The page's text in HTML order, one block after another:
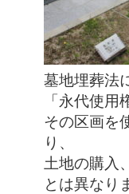
墓地埋葬法
「永代使用
その区画を
り、
土地の購入
とは異なり